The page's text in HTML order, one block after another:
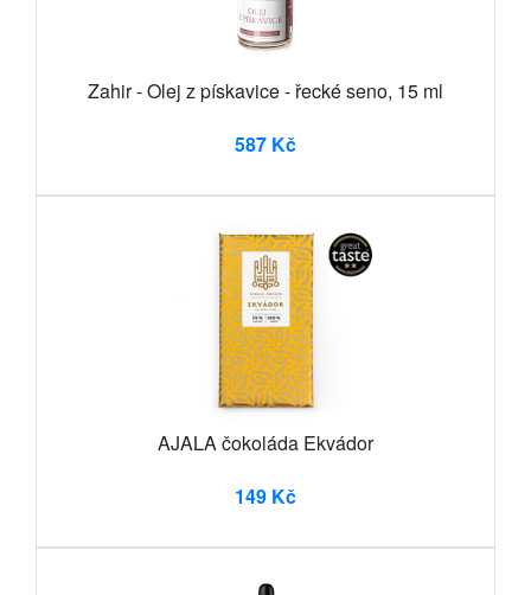
Zahir - Olej z pískavice - řecké seno, 15 ml
587 Kč
AJALA čokoláda Ekvádor
149 Kč